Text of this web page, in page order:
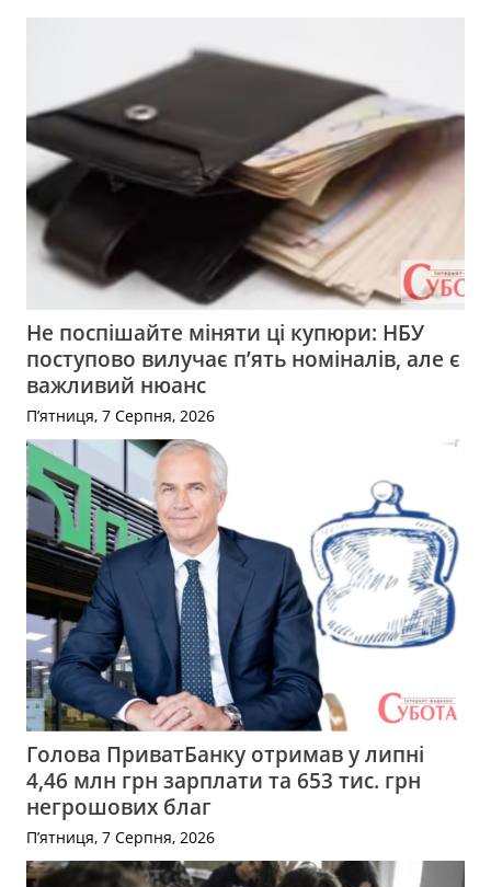
Не поспішайте міняти ці купюри: НБУ
поступово вилучає п’ять номіналів, але є
важливий нюанс
П’ятниця, 7 Серпня, 2026
Голова ПриватБанку отримав у липні
4,46 млн грн зарплати та 653 тис. грн
негрошових благ
П’ятниця, 7 Серпня, 2026